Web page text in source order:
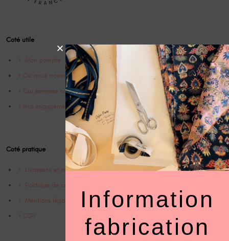
Coté utile
Mon compte
Où nous trouver
Qui sommes nous ?
Nos engagements
Coté pratique
Livraisons et retrours
Politique de confidentialité
Mentions légales
CGV
Information
fabrication